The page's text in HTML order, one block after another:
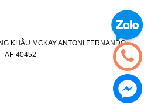
KHÂU MCKAY ANTONI FERNANDO
AF-40452